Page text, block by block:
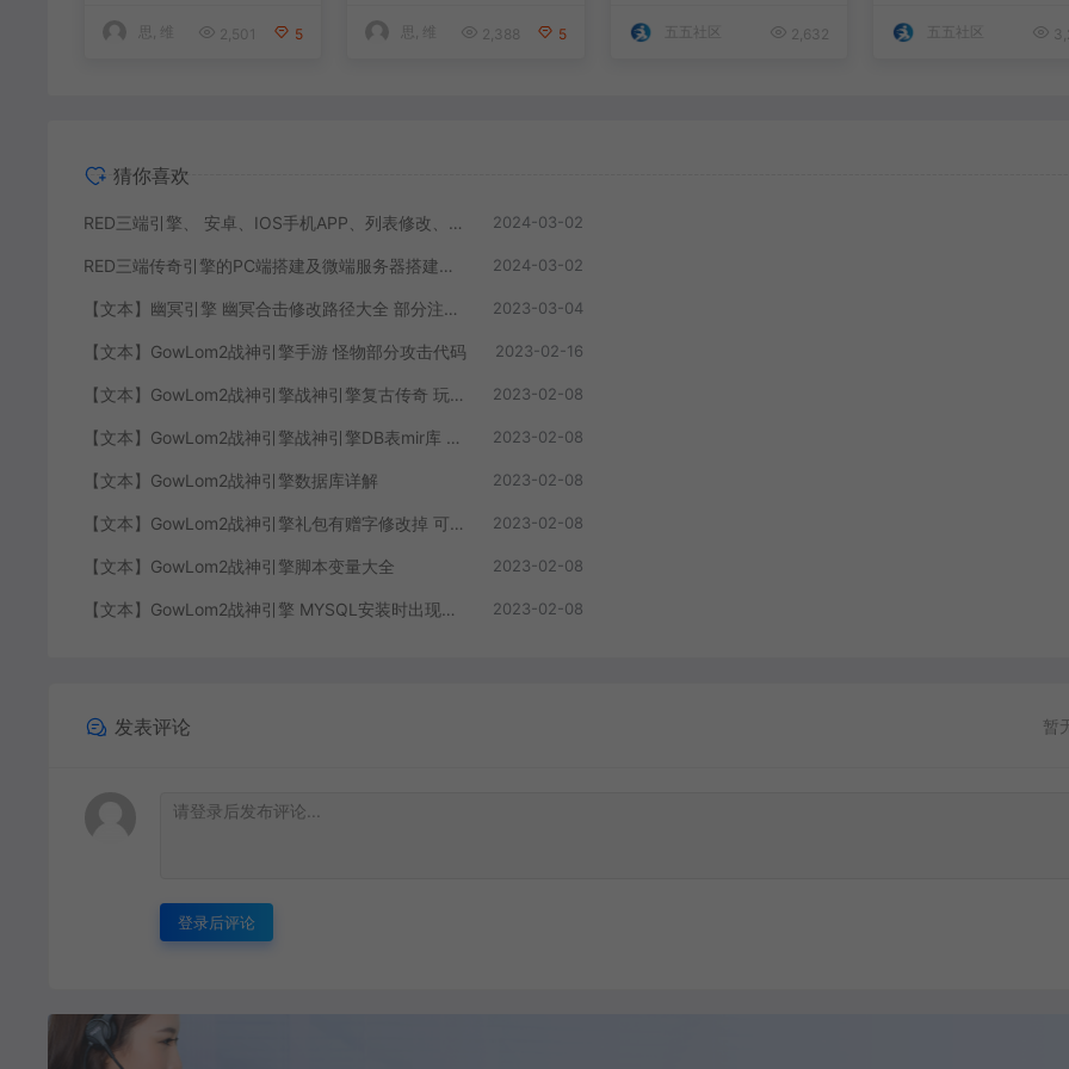
思, 维 2,501 5 思, 维 2,388 5 五五社区 2,632 五五社区
猜你喜欢
RED三端引擎、 安卓、IOS手机APP、列表修改、及微端的搭建方法-特约制作 2024-03-02
RED三端传奇引擎的PC端搭建及微端服务器搭建教程 2024-03-02
【文本】幽冥引擎 幽冥合击修改路径大全 部分注释介绍 2023-03-04
【文本】GowLom2战神引擎手游 怪物部分攻击代码 2023-02-16
【文本】GowLom2战神引擎战神引擎复古传奇 玩家属性 2023-02-08
【文本】GowLom2战神引擎战神引擎DB表mir库 详细介绍 2023-02-08
【文本】GowLom2战神引擎数据库详解 2023-02-08
【文本】GowLom2战神引擎礼包有赠字修改掉 可以丢弃 2023-02-08
【文本】GowLom2战神引擎脚本变量大全 2023-02-08
【文本】GowLom2战神引擎 MYSQL安装时出现问题（The service already exists） 2023-02-08
发表评论 暂
登录后评论